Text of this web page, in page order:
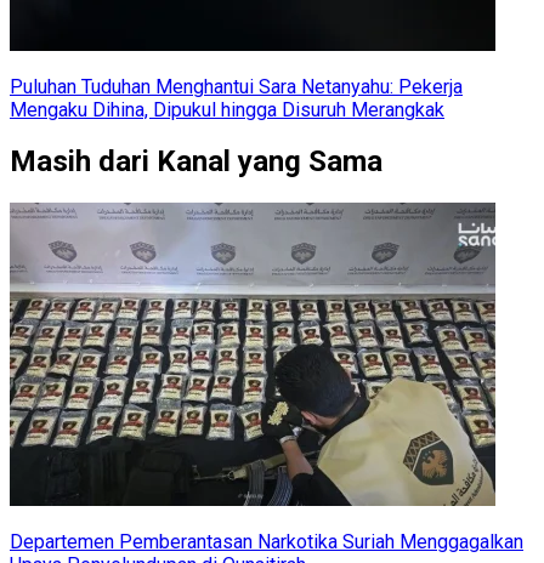
Puluhan Tuduhan Menghantui Sara Netanyahu: Pekerja
Mengaku Dihina, Dipukul hingga Disuruh Merangkak
Masih dari Kanal yang Sama
Departemen Pemberantasan Narkotika Suriah Menggagalkan